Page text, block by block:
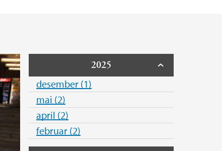
2025
desember (1)
mai (2)
april (2)
februar (2)